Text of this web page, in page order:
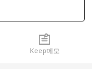
Keep메모